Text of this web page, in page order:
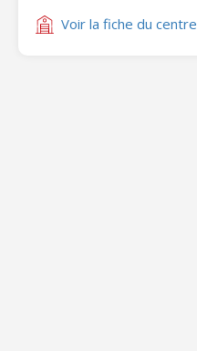
Voir la fiche du centre